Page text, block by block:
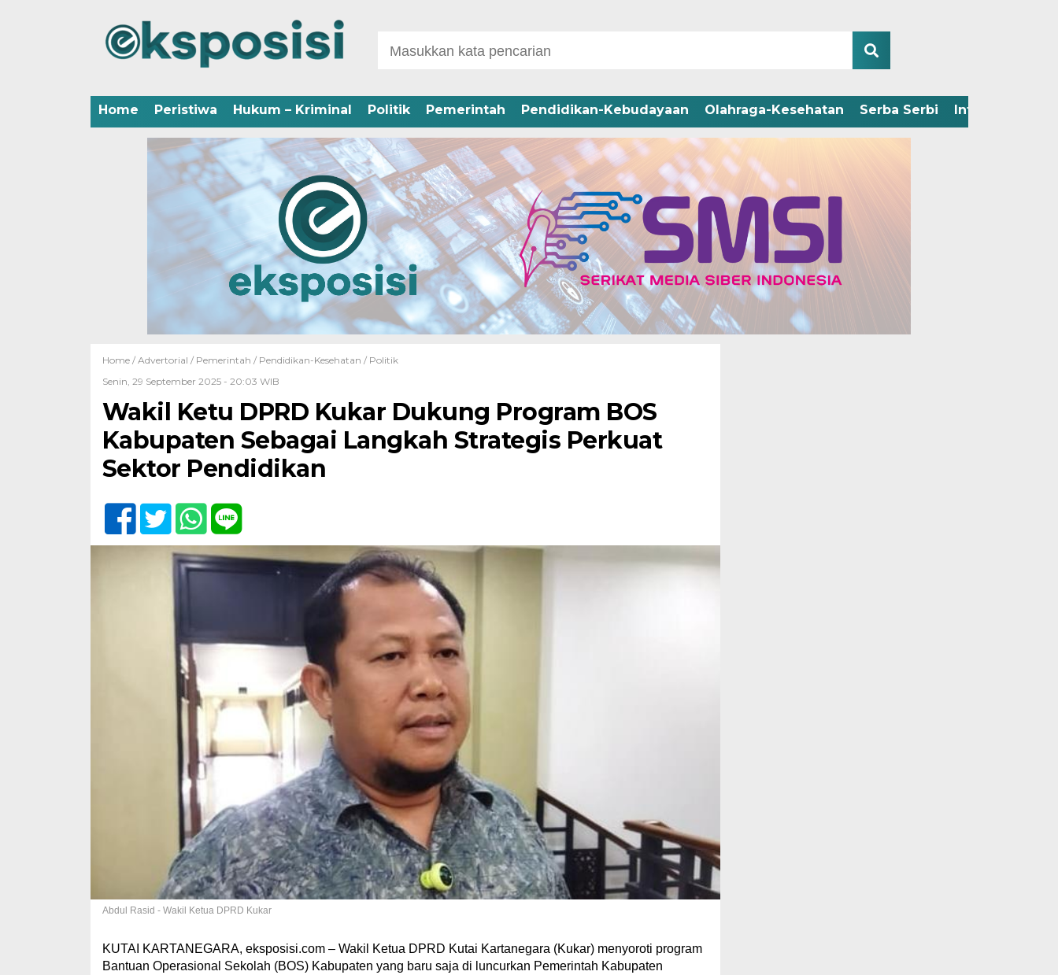
Home Peristiwa Hukum – Kriminal Politik Pemerintah Pendidikan-Kebudayaan Olahraga-Kesehatan Serba Serbi Infografis
Home / Advertorial / Pemerintah / Pendidikan-Kesehatan / Politik
Senin, 29 September 2025 - 20:03 WIB
Wakil Ketu DPRD Kukar Dukung Program BOS
Kabupaten Sebagai Langkah Strategis Perkuat
Sektor Pendidikan
Abdul Rasid - Wakil Ketua DPRD Kukar
KUTAI KARTANEGARA, eksposisi.com – Wakil Ketua DPRD Kutai Kartanegara (Kukar) menyoroti program
Bantuan Operasional Sekolah (BOS) Kabupaten yang baru saja di luncurkan Pemerintah Kabupaten